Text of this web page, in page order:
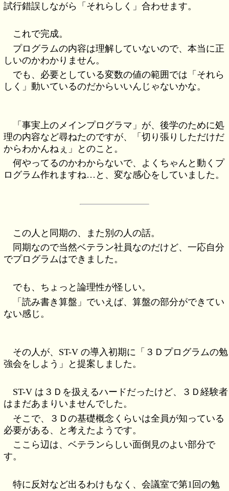
試行錯誤しながら「それらしく」合わせます。
これで完成。
プログラムの内容は理解していないので、本当に正
しいのかわかりません。
でも、必要としている変数の値の範囲では「それら
しく」動いているのだからいいんじゃないかな。
「事実上のメインプログラマ」が、後学のために処
理の内容など尋ねたのですが、「切り張りしただけだ
からわかんねぇ」とのこと。
何やってるのかわからないで、よくちゃんと動くプ
ログラム作れますね…と、変な感心をしていました。
この人と同期の、また別の人の話。
同期なので当然ベテラン社員なのだけど、一応自分
でプログラムはできました。
でも、ちょっと論理性が怪しい。
「読み書き算盤」でいえば、算盤の部分ができてい
ない感じ。
その人が、ST-V の導入初期に「３Ｄプログラムの勉
強会をしよう」と提案しました。
ST-V は３Ｄを扱えるハードだったけど、３Ｄ経験者
はまだあまりいませんでした。
そこで、３Ｄの基礎概念くらいは全員が知っている
必要がある、と考えたようです。
ここら辺は、ベテランらしい面倒見のよい部分で
す。
特に反対など出るわけもなく、会議室で第1回の勉